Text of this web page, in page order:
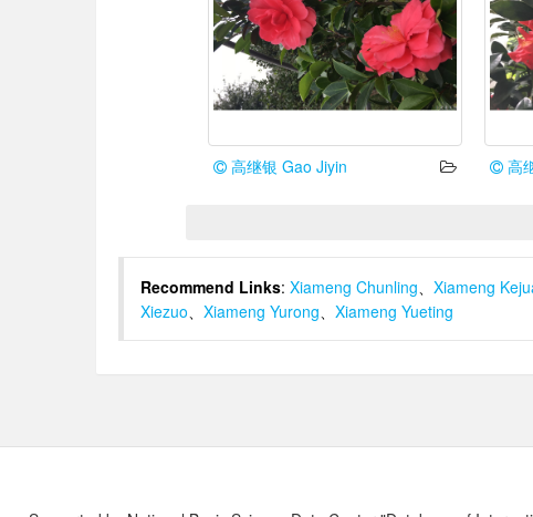
高继银 Gao Jiyin 高
Recommend Links: Xiameng Chunling Xiameng
Xiezuo
Xiameng Yurong Xiameng Yueting